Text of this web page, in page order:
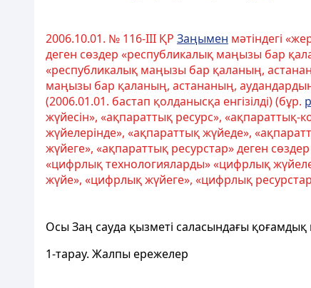
2006.10.01. № 116-III ҚР Заңымен мәтіндегі
деген сөздер «республикалық маңызы бар
«республикалық маңызы бар қаланың,
маңызы бар қаланың, астананың,
(2006.01.01. бастап қолданысқа енгізілді) (бұр.
жүйесін», «ақпараттық ресурс»,
жүйелерінде», «ақпараттық жүйеде»,
жүйеге», «ақпараттық ресурстар» деген
«цифрлық технологияларды» «цифрлық
жүйе», «цифрлық жүйеге», «цифрлық
Осы Заң сауда қызметi саласындағы
1-тарау. Жалпы ережелер